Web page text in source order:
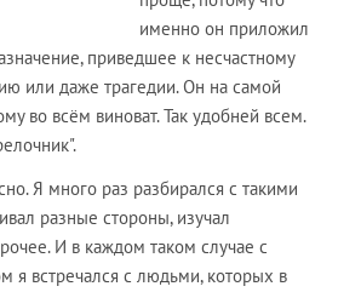
именно он приложил
приведшее к несчастному
или даже трагедии. Он на самой
во всём виноват. Так удобней всем.
Я много раз разбирался с такими
разные стороны, изучал
И в каждом таком случае с
я встречался с людьми, которых в